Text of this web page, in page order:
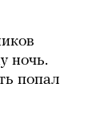
ночь.
попал